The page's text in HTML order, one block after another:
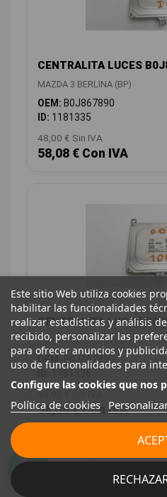
CENTRALITA LUCES
MAZDA 3 BERLINA (BP)
OEM: B0J867890
ID: 1181335
48,00 € Sin IVA
58,08 € Con IVA
CENTRALITA LUCES
MAZDA 3 BERLINA (BP)
OEM:
B0J867890
48,00 € Sin IVA
58,08 € Con IVA
Este sitio Web utiliza cookies
habilitar las funcionalidades
realizar estadísticas y análisis
recibido, personalizar las
para ofrecer anuncios y
uso de funcionalidades para
Configure las cookies que nos
Política de cookies